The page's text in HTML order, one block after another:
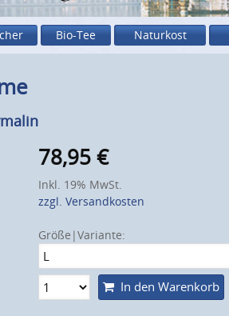
Bio-Tee Naturkost
78,95€
Inkl. 19% MwSt.
zzgl. Versandkosten
Größe|Variante:
In den Warenkorb